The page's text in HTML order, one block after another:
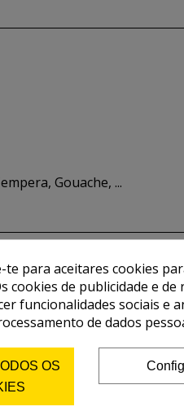
Gouache, ...
te para aceitares cookies
cookies de publicidade e
funcionalidades sociais e
de dados
OS